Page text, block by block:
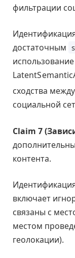
фильтрации
достаточным
использование
LatentSemantic
сходства
социальной
Claim 7
контента.
включает
связаны с
местом
геолокации).